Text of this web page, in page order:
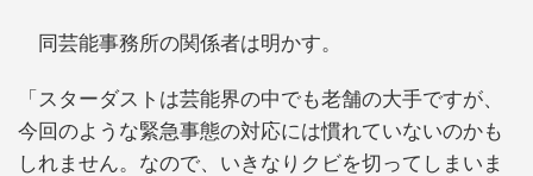
同芸能事務所の関係者は明かす。
「スターダストは芸能界の中でも老舗の大手ですが、
今回のような緊急事態の対応には慣れていないのかも
しれません。なので、いきなりクビを切ってしまいま